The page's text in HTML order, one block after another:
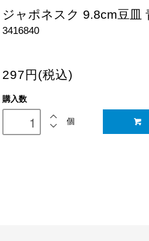
ジャポネスク 9.8cm豆皿
3416840
297円(税込)
購入数
個